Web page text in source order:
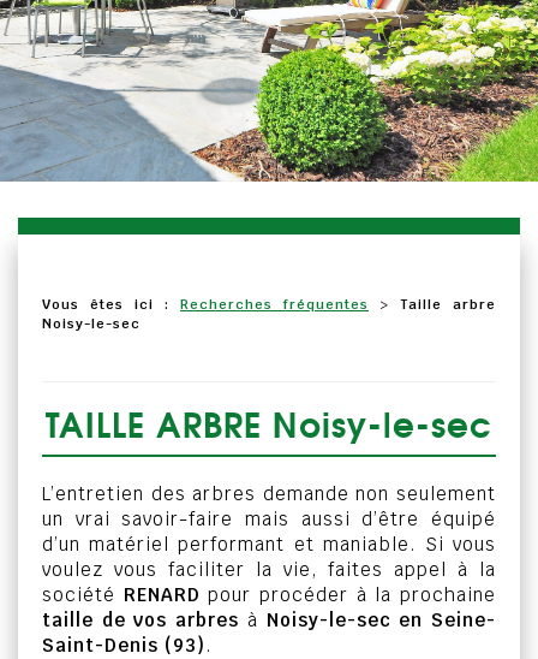
Vous êtes ici : Recherches fréquentes > Taille arbre
Noisy-le-sec
TAILLE ARBRE Noisy-le-sec
L’entretien des arbres demande non seulement
un vrai savoir-faire mais aussi d’être équipé
d’un matériel performant et maniable. Si vous
voulez vous faciliter la vie, faites appel à la
société RENARD pour procéder à la prochaine
taille de vos arbres à Noisy-le-sec en Seine-
Saint-Denis (93) .